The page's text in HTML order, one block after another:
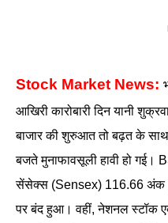
Stock Market News:
आखिरी कारोबारी दिन यानी
बाजार की शुरुआत तो बढ़त के
बजते मुनाफावसूली हावी हो गई।
सेंसेक्स (Sensex) 116.66 अंक
पर बंद हुआ। वहीं, नेशनल स्टॉक